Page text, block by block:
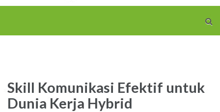
Skill Komunikasi Efektif untuk
Dunia Kerja Hybrid